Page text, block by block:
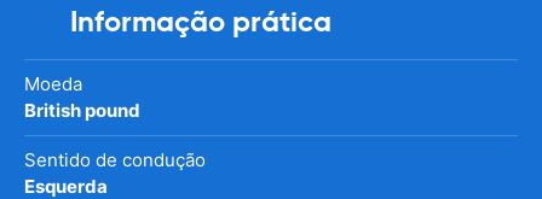
Informação prática
Moeda
British pound
Sentido de condução
Esquerda